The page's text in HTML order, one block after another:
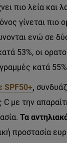
πιο λεία και
γίνεται πιο
ενώ σε
53%, οι
κατά
SPF50+,
C με την
Τα
προστασία